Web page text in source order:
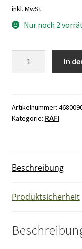
inkl. MwSt.
Nur noch 2
250VAC
Ø22/18,2mm
In
Artikelnummer:
Kategorie: RAFI
Beschreibung
Produktsicherheit